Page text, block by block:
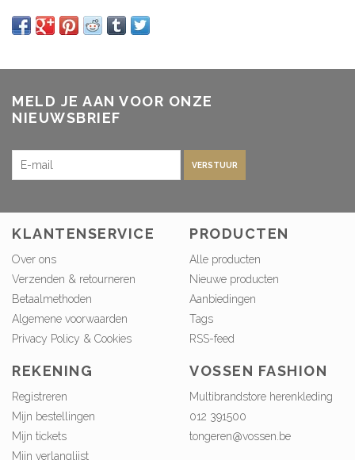
MELD JE AAN VOOR ONZE
NIEUWSBRIEF
VERSTUUR
KLANTENSERVICE
Over ons
Verzenden & retourneren
Betaalmethoden
Algemene voorwaarden
Privacy Policy & Cookies
PRODUCTEN
Alle producten
Nieuwe producten
Aanbiedingen
Tags
RSS-feed
REKENING
Registreren
Mijn bestellingen
Mijn tickets
Mijn verlanglijst
VOSSEN FASHION
Multibrandstore herenkleding
012 391500
tongeren@vossen.be